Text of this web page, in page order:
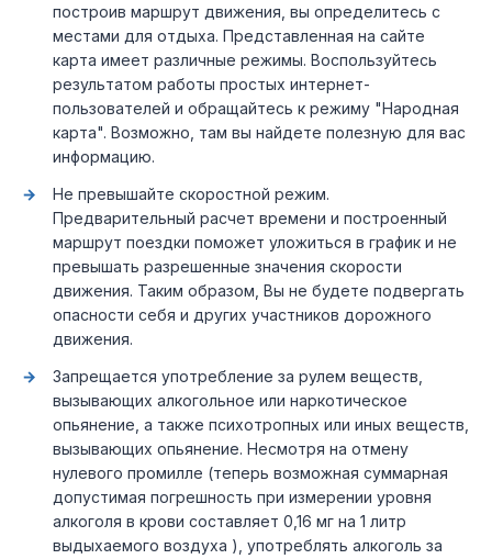
построив маршрут движения, вы определитесь с
местами для отдыха. Представленная на сайте
карта имеет различные режимы. Воспользуйтесь
результатом работы простых интернет-
пользователей и обращайтесь к режиму "Народная
карта". Возможно, там вы найдете полезную для вас
информацию.
Не превышайте скоростной режим.
Предварительный расчет времени и построенный
маршрут поездки поможет уложиться в график и не
превышать разрешенные значения скорости
движения. Таким образом, Вы не будете подвергать
опасности себя и других участников дорожного
движения.
Запрещается употребление за рулем веществ,
вызывающих алкогольное или наркотическое
опьянение, а также психотропных или иных веществ,
вызывающих опьянение. Несмотря на отмену
нулевого промилле (теперь возможная суммарная
допустимая погрешность при измерении уровня
алкоголя в крови составляет 0,16 мг на 1 литр
выдыхаемого воздуха ), употреблять алкоголь за